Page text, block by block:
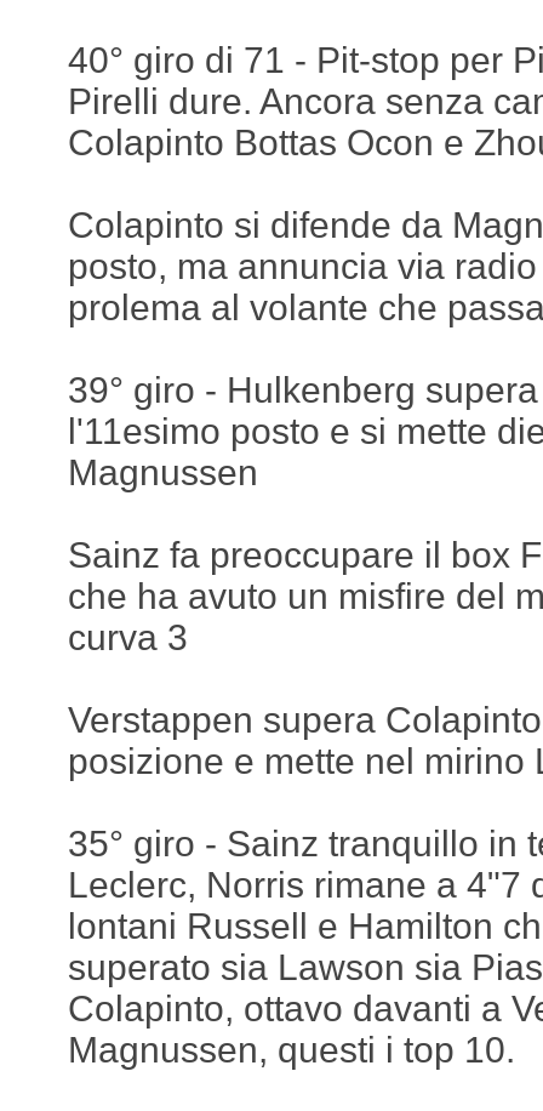
40° giro di 71 - Pit-stop per
Pirelli dure. Ancora senza
Colapinto Bottas Ocon e
Colapinto si difende da
posto, ma annuncia via
prolema al volante che
39° giro - Hulkenberg
l'11esimo posto e si mette
Magnussen
Sainz fa preoccupare il box
che ha avuto un misfire del
curva 3
Verstappen supera
posizione e mette nel mirino
35° giro - Sainz tranquillo in
Leclerc, Norris rimane a 4"7
lontani Russell e Hamilton
superato sia Lawson sia
Colapinto, ottavo davanti a
Magnussen, questi i top 10.